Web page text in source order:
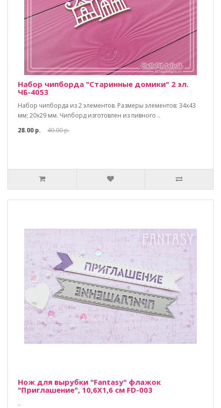
Набор чипборда "Старинные домики" 2 эл.
ЧБ-4053
Набор чипборда из 2 элементов. Размеры элементов: 34х43
мм; 20х29 мм. Чипборд изготовлен из пивного ..
28.00 р.
40.00 р.
Нож для вырубки "Fantasy" флажок
"Приглашение", 10,6Х1,6 см FD-003
..